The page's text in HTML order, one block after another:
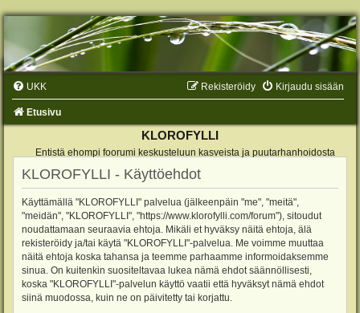
UKK Kirjaudu sisään
Rekisteröidy
Etusivu
KLOROFYLLI
Entistä ehompi foorumi keskusteluun kasveista ja puutarhanhoidosta
KLOROFYLLI - Käyttöehdot
Käyttämällä "KLOROFYLLI" palvelua (jälkeenpäin "me", "meitä",
"meidän", "KLOROFYLLI", "https://www.klorofylli.com/forum"), sitoudut
noudattamaan seuraavia ehtoja. Mikäli et hyväksy näitä ehtoja, älä
rekisteröidy ja/tai käytä "KLOROFYLLI"-palvelua. Me voimme muuttaa
näitä ehtoja koska tahansa ja teemme parhaamme informoidaksemme
sinua. On kuitenkin suositeltavaa lukea nämä ehdot säännöllisesti,
koska "KLOROFYLLI"-palvelun käyttö vaatii että hyväksyt nämä ehdot
siinä muodossa, kuin ne on päivitetty tai korjattu.